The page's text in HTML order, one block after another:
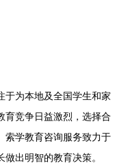
于为本地及全国学生和家
育竞争日益激烈，选择合
索学教育咨询服务致力于
出明智的教育决策。